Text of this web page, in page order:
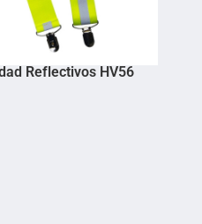
Reflectivos HV56